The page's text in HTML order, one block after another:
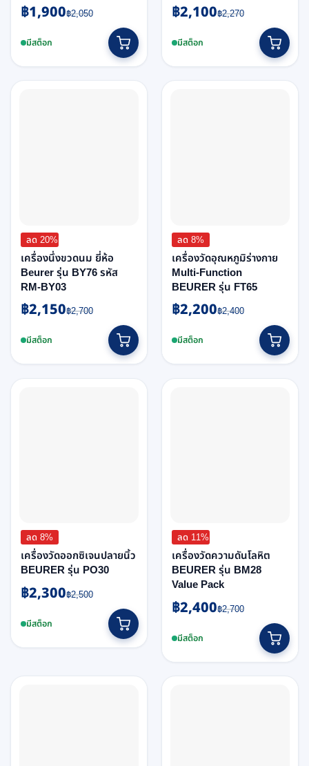
฿2,050
Original
was:
฿1,900
Current
is:มีสต็อก
฿2,270
Original
was:
฿2,100
Current
is:มีสต็อก
ลด 20%
เครื่องนึ่งขวดนม ยี่ห้อ
Beurer รุ่น BY76 รหัส
RM-BY03
฿2,700
Original
was:
฿2,150
Current
is:มีสต็อก
ลด 8%
เครื่องวัดอุณหภูมิร่างกาย
Multi-Function
BEURER รุ่น FT65
฿2,400
Original
was:
฿2,200
Current
is:มีสต็อก
ลด 8%
เครื่องวัดออกซิเจนปลายนิ้ว
BEURER รุ่น PO30
฿2,500
Original
was:
฿2,300
Current
is:มีสต็อก
ลด 11%
เครื่องวัดความดันโลหิต
BEURER รุ่น BM28
Value Pack
฿2,700
Original
was:
฿2,400
Current
is:มีสต็อก